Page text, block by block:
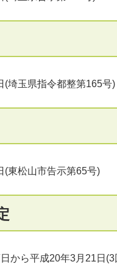
埼玉県指令都整第165号)
東松山市告示第65号)
から平成20年3月21日(3